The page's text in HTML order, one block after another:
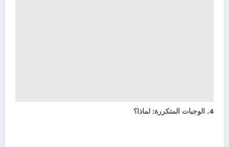
4. الوجبات المتكررة: لماذا؟